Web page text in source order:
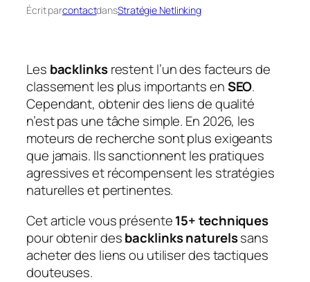
Écrit parcontactdansStratégie Netlinking
Les backlinksrestent l’un des facteurs de
classement les plus importants enSEO.
Cependant, obtenir des liens de qualité
n’est pas une tâche simple. En 2026, les
moteurs de recherche sont plus exigeants
que jamais. Ils sanctionnent les pratiques
agressives et récompensent les stratégies
naturelles et pertinentes.
Cet article vous présente15+ techniques
pour obtenir desbacklinks naturelssans
acheter des liens ou utiliser des tactiques
douteuses.